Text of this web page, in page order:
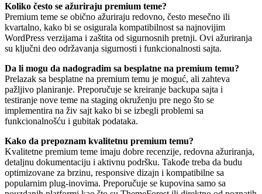
Koliko često se ažuriraju premium teme?
Premium teme se obično ažuriraju redovno, često mesečno ili
kvartalno, kako bi se osigurala kompatibilnost sa najnovijim
WordPress verzijama i zaštita od sigurnosnih pretnji. Ovi ažuriranja
su ključni deo održavanja sigurnosti i funkcionalnosti sajta.
Da li mogu da nadogradim sa besplatne na premium temu?
Prelazak sa besplatne na premium temu je moguć, ali zahteva
pažljivo planiranje. Preporučuje se kreiranje backupa sajta i
testiranje nove teme na staging okruženju pre nego što se
implementira na živ sajt kako bi se izbegli problemi sa
funkcionalnošću i gubitak podataka.
Kako da prepoznam kvalitetnu premium temu?
Kvalitetne premium teme imaju dobre recenzije, redovna ažuriranja,
detaljnu dokumentaciju i aktivnu podršku. Takođe treba da budu
optimizovane za brzinu, responsive dizajn i kompatibilne sa
popularnim plug-inovima. Preporučuje se kupovina samo sa